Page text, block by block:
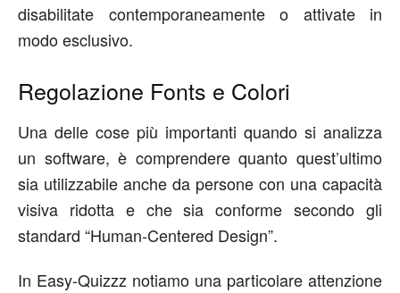
disabilitate contemporaneamente o attivate in
modo esclusivo.
Regolazione Fonts e Colori
Una delle cose più importanti quando si analizza
un software, è comprendere quanto quest’ultimo
sia utilizzabile anche da persone con una capacità
visiva ridotta e che sia conforme secondo gli
standard “Human-Centered Design”.
In Easy-Quizzz notiamo una particolare attenzione